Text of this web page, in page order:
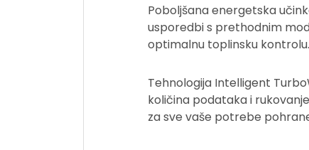
Poboljšana energetska
usporedbi s prethodnim
optimalnu toplinsku kontrolu.
Tehnologija Intelligent
količina podataka i
za sve vaše potrebe